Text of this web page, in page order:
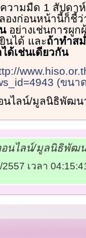
วามมืด 1 สัปดา
องก่อนหน้านี้ก็ชี้ว่
อย่างเช่นการผูก
นได้ และถ้าทำส
ด้เช่นเดียวกัน
(ขนา
นไลน์/มูลนิธิพัฒ
อนไลน์/มูลนิธิพัฒ
2557 เวลา